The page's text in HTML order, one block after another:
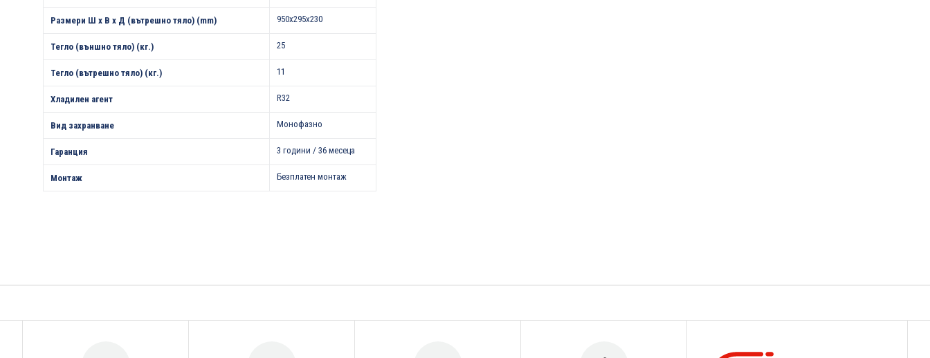
Размери Ш х В х Д (вътрешно тяло) (mm) 950x295x230
Тегло (външно тяло) (кг.) 25
Тегло (вътрешно тяло) (кг.) 11
Хладилен агент R32
Вид захранване Монофазно
Гаранция 3 години / 36 месеца
Монтаж Безплатен монтаж